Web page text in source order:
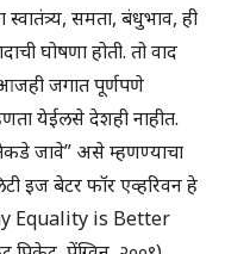
स्वातंत्र्य, समता, बंधुभाव, ही
घोषणा होती. तो वाद
जगात पूर्णपणे
येईलसे देशही नाहीत.
जावे” असे म्हणण्याचा
इज बेटर फॉर एव्हरिवन हे
Equality is Better